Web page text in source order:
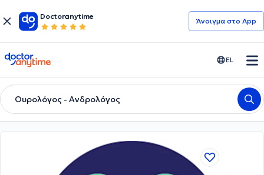
Doctoranytime
Άνοιγμα στο App
doctoranytime EL
Ουρολόγος - Ανδρολόγος